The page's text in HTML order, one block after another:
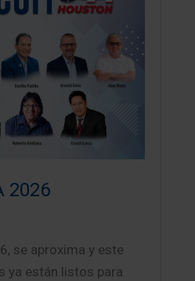
2026
se aproxima y este
ya están listos para